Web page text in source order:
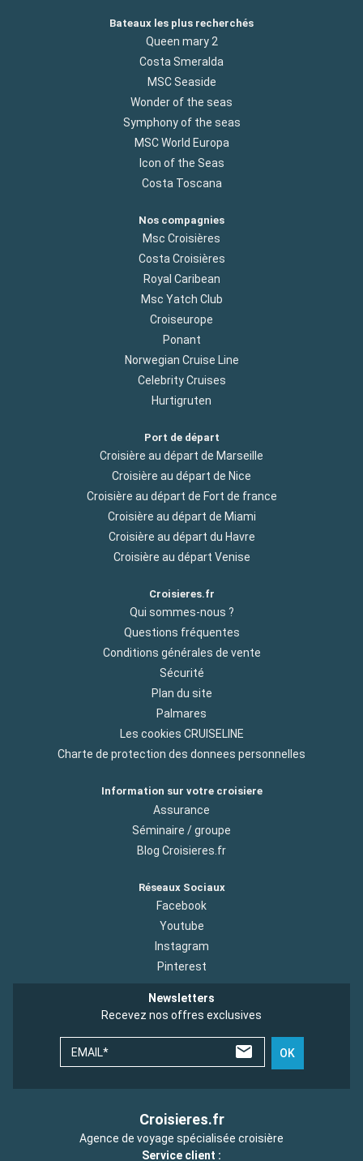
Bateaux les plus recherchés
Queen mary 2
Costa Smeralda
MSC Seaside
Wonder of the seas
Symphony of the seas
MSC World Europa
Icon of the Seas
Costa Toscana
Nos compagnies
Msc Croisières
Costa Croisières
Royal Caribean
Msc Yatch Club
Croiseurope
Ponant
Norwegian Cruise Line
Celebrity Cruises
Hurtigruten
Port de départ
Croisière au départ de Marseille
Croisière au départ de Nice
Croisière au départ de Fort de france
Croisière au départ de Miami
Croisière au départ du Havre
Croisière au départ Venise
Croisieres.fr
Qui sommes-nous ?
Questions fréquentes
Conditions générales de vente
Sécurité
Plan du site
Palmares
Les cookies CRUISELINE
Charte de protection des donnees personnelles
Information sur votre croisiere
Assurance
Séminaire / groupe
Blog Croisieres.fr
Réseaux Sociaux
Facebook
Youtube
Instagram
Pinterest
Newsletters
Recevez nos offres exclusives
EMAIL* OK
Croisieres.fr
Agence de voyage spécialisée croisière
Service client :